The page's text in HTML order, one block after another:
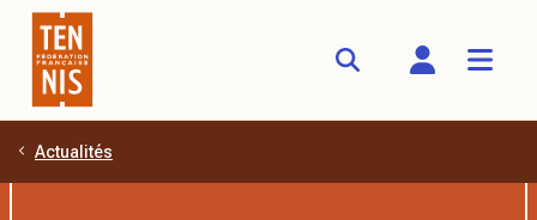
Aller au contenu principal
Actualités